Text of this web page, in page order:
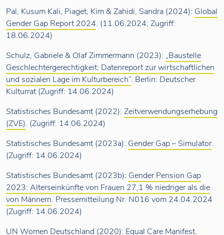
Pal, Kusum Kali, Piaget, Kim & Zahidi, Sandra (2024): Global
Gender Gap Report 2024. (11.06.2024; Zugriff:
18.06.2024)
Schulz, Gabriele & Olaf Zimmermann (2023): „Baustelle
Geschlechtergerechtigkeit: Datenreport zur wirtschaftlichen
und sozialen Lage im Kulturbereich“. Berlin: Deutscher
Kulturrat (Zugriff: 14.06.2024)
Statistisches Bundesamt (2022): Zeitverwendungserhebung
(ZVE). (Zugriff: 14.06.2024)
Statistisches Bundesamt (2023a): Gender Gap – Simulator.
(Zugriff: 14.06.2024)
Statistisches Bundesamt (2023b): Gender Pension Gap
2023: Alterseinkünfte von Frauen 27,1 % niedriger als die
von Männern. Pressemitteilung Nr. N016 vom 24.04.2024
(Zugriff: 14.06.2024)
UN Women Deutschland (2020): Equal Care Manifest.